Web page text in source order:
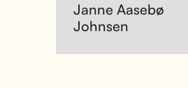
Janne Aasebø
Johnsen